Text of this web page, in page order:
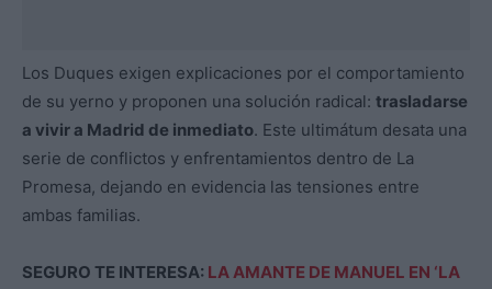
Los Duques exigen explicaciones por el comportamiento
de su yerno y proponen una solución radical: trasladarse
a vivir a Madrid de inmediato. Este ultimátum desata una
serie de conflictos y enfrentamientos dentro de La
Promesa, dejando en evidencia las tensiones entre
ambas familias.
SEGURO TE INTERESA: LA AMANTE DE MANUEL EN ‘LA